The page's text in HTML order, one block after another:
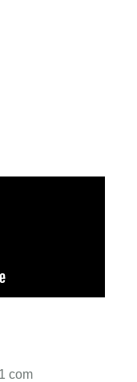
com